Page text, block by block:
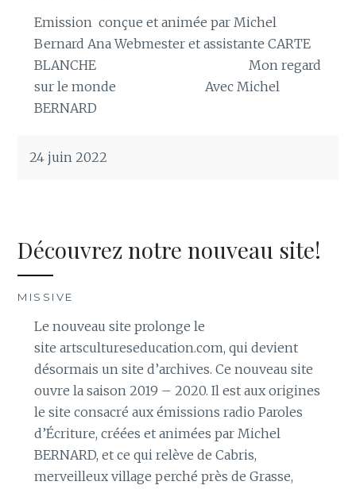
Emission conçue et animée par Michel
Bernard Ana Webmester et assistante CARTE
BLANCHE Mon regard
sur le monde Avec Michel
BERNARD
24 juin 2022
Découvrez notre nouveau site!
MISSIVE
Le nouveau site prolonge le
site artscultureseducation.com, qui devient
désormais un site d’archives. Ce nouveau site
ouvre la saison 2019 – 2020. Il est aux origines
le site consacré aux émissions radio Paroles
d’Écriture, créées et animées par Michel
BERNARD, et ce qui relève de Cabris,
merveilleux village perché près de Grasse,